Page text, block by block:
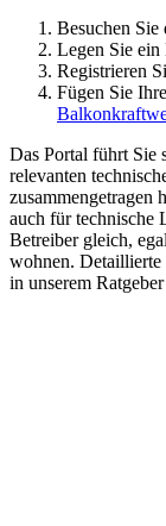
Besuchen Sie
Legen Sie ein
Registrieren
Fügen Sie
Das Portal führt Sie
relevanten
zusammengetragen
auch für technische
Betreiber gleich,
wohnen.
in unserem